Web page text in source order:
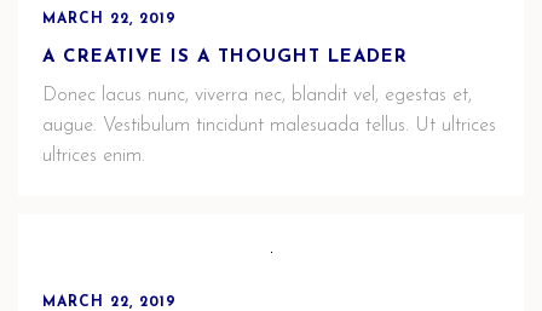
MARCH 22, 2019
A CREATIVE IS A THOUGHT LEADER
Donec lacus nunc, viverra nec, blandit vel, egestas et,
augue. Vestibulum tincidunt malesuada tellus. Ut ultrices
ultrices enim.
MARCH 22, 2019